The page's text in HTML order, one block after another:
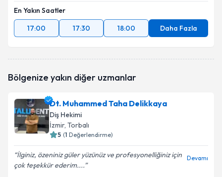
En Yakın Saatler
17:00
17:30 18:00 Daha Fazla
Bölgenize yakın diğer uzmanlar
Dt. Muhammed Taha Delikkaya
Diş Hekimi
İzmir, Torbalı
5 (1 Değerlendirme)
İlginiz, özeniniz güler yüzünüz ve profesyonelliğiniz için
çok teşekkür ederim....
Devamı